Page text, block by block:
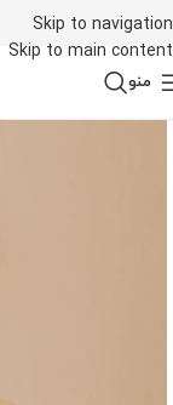
Skip to navigation
Skip to main content
منو